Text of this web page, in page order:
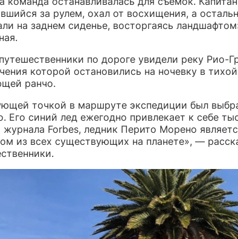
за рулем, охал от восхищения, а
на заднем сиденье, восторгаясь
по дороге увидели реку Рио-
которой остановились на ночевку в
ранчо.
точкой в маршруте экспедиции был
Его синий лед ежегодно привлекает к себе
журнала Forbes, ледник Перито Морено
из всех существующих на планете», —